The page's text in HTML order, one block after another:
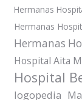
Hermanas
Hermanas
Hermanas
Hospital Aita
Hospital
logopedia